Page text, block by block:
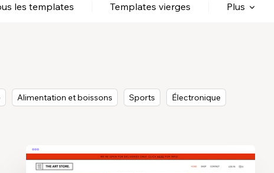
les templates Templates vierges Plus
Alimentation et boissons Sports Électronique